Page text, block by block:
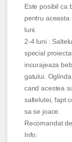
Este posibil ca
pentru aceasta
luni.
2-4 luni :
special
incurajeaza
gatului.
cand acestea
saltelutei, fapt
sa se joace.
Recomandat
Info: